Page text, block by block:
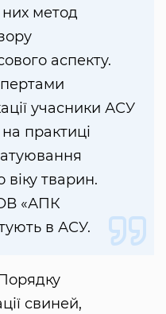
метод
аспекту.
учасники АСУ
практиці
віку тварин.
«АПК
в АСУ.
свиней,